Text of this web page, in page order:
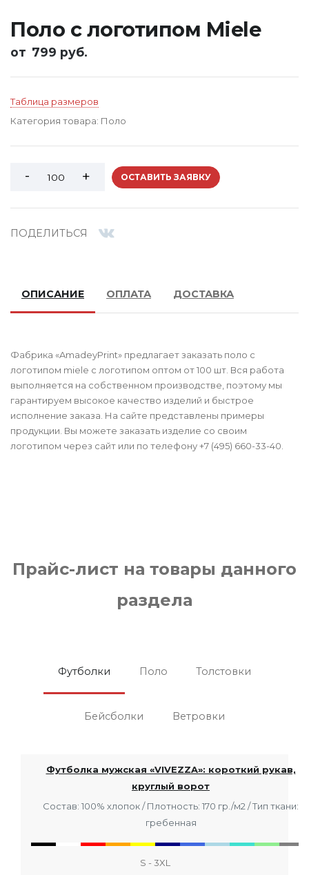
Поло с логотипом Miele
от 799 руб.
Таблица размеров
Категория товара: Поло
ОСТАВИТЬ ЗАЯВКУ
ПОДЕЛИТЬСЯ
ОПИСАНИЕ ОПЛАТА ДОСТАВКА
Фабрика «AmadeyPrint» предлагает заказать поло с
логотипом miele с логотипом оптом от 100 шт. Вся работа
выполняется на собственном производстве, поэтому мы
гарантируем высокое качество изделий и быстрое
исполнение заказа. На сайте представлены примеры
продукции. Вы можете заказать изделие со своим
логотипом через сайт или по телефону +7 (495) 660-33-40.
Прайс-лист на товары данного
раздела
Футболки Поло Толстовки
Бейсболки Ветровки
Футболка мужская «VIVEZZA»: короткий рукав,
круглый ворот
Состав: 100% хлопок / Плотность: 170 гр./м2 / Тип ткани:
гребенная
S - 3XL